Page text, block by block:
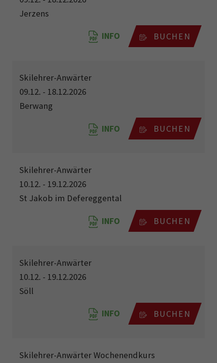
Jerzens
INFO BUCHEN
Skilehrer-Anwärter
09.12. - 18.12.2026
Berwang
INFO BUCHEN
Skilehrer-Anwärter
10.12. - 19.12.2026
St Jakob im Defereggental
INFO BUCHEN
Skilehrer-Anwärter
10.12. - 19.12.2026
Söll
INFO BUCHEN
Skilehrer-Anwärter Wochenendkurs